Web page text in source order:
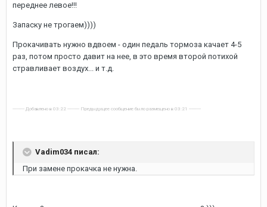
переднее левое!!!
Запаску не трогаем))))
Прокачивать нужно вдвоем - один педаль тормоза качает 4-5
раз, потом просто давит на нее, в это время второй потихой
стравливает воздух... и т.д.
---------- Добавлено в 03:22 ---------- Предыдущее сообщение было размещено в 03:21 ----------
Vadim034 писал:
При замене прокачка не нужна.